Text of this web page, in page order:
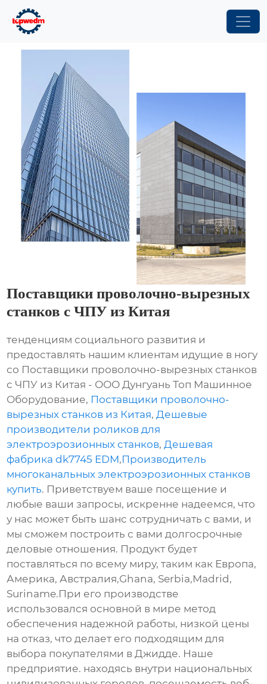
Поставщики проволочно-вырезных
станков с ЧПУ из Китая
тенденциям социального развития и
предоставлять нашим клиентам идущие в ногу
со Поставщики проволочно-вырезных станков
с ЧПУ из Китая - ООО Дунгуань Топ Машинное
Оборудование, Поставщики проволочно-
вырезных станков из Китая, Дешевые
производители роликов для
электроэрозионных станков, Дешевая
фабрика dk7745 EDM,Производитель
многоканальных электроэрозионных станков
купить. Приветствуем ваше посещение и
любые ваши запросы, искренне надеемся, что
у нас может быть шанс сотрудничать с вами, и
мы сможем построить с вами долгосрочные
деловые отношения. Продукт будет
поставляться по всему миру, таким как Европа,
Америка, Австралия,Ghana, Serbia,Madrid,
Suriname.При его производстве
использовался основной в мире метод
обеспечения надежной работы, низкой цены
на отказ, что делает его подходящим для
выбора покупателями в Джидде. Наше
предприятие. находясь внутри национальных